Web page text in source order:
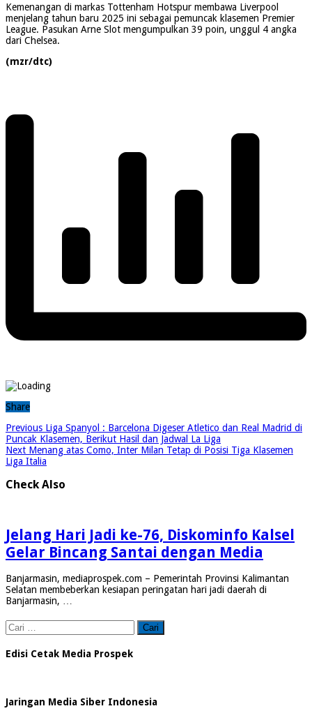
Kemenangan di markas Tottenham Hotspur membawa Liverpool
menjelang tahun baru 2025 ini sebagai pemuncak klasemen Premier
League. Pasukan Arne Slot mengumpulkan 39 poin, unggul 4 angka
dari Chelsea.
(mzr/dtc)
Share
Previous Liga Spanyol : Barcelona Digeser Atletico dan Real Madrid di
Puncak Klasemen, Berikut Hasil dan Jadwal La Liga
Next Menang atas Como, Inter Milan Tetap di Posisi Tiga Klasemen
Liga Italia
Check Also
Jelang Hari Jadi ke-76, Diskominfo Kalsel
Gelar Bincang Santai dengan Media
Banjarmasin, mediaprospek.com – Pemerintah Provinsi Kalimantan
Selatan membeberkan kesiapan peringatan hari jadi daerah di
Banjarmasin, …
Cari
untuk:
Edisi Cetak Media Prospek
Jaringan Media Siber Indonesia